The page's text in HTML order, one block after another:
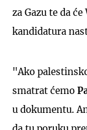
za Gazu te da
kandidatura
"Ako
smatrat ćemo
u dokumentu.